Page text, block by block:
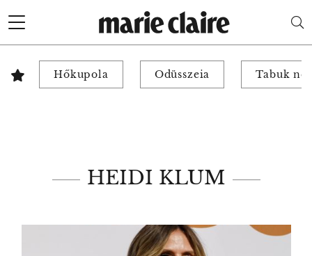
Hőkupola Odüsszeia Tabuk
HEIDI KLUM